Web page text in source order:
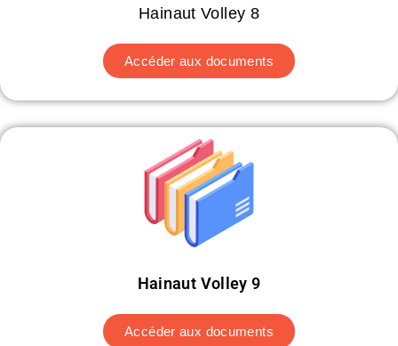
Hainaut Volley 8
Accéder aux documents
Hainaut Volley 9
Accéder aux documents